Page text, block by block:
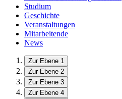
Studium
Geschichte
Veranstaltungen
Mitarbeitende
News
Zur Ebene 1
Zur Ebene 2
Zur Ebene 3
Zur Ebene 4